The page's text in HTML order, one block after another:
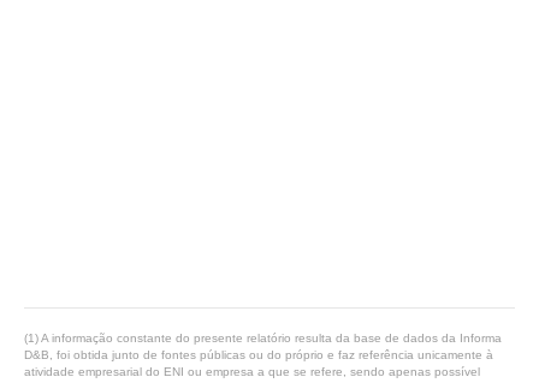
(1) A informação constante do presente relatório resulta da base de dados da Informa
D&B, foi obtida junto de fontes públicas ou do próprio e faz referência unicamente à
atividade empresarial do ENI ou empresa a que se refere, sendo apenas possível